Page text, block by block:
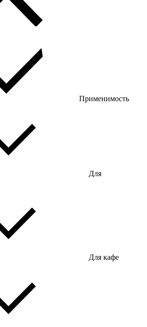
Применимость
Для
Для кафе